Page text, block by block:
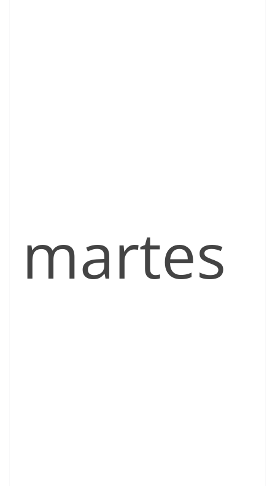
martes